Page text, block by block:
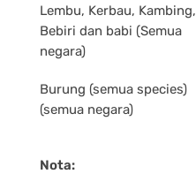
Lembu, Kerbau, Kambing,
Bebiri dan babi (Semua
negara)
Burung (semua species)
(semua negara)
Nota: